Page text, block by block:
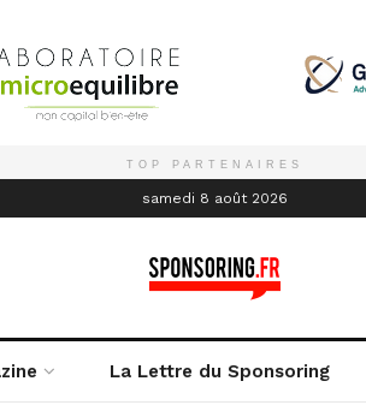
TOP PARTENAIRES
samedi 8 août 2026
La Lettre du Sponsoring